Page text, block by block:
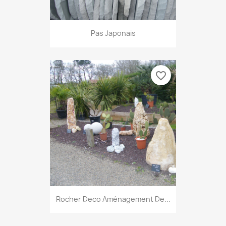
Pas Japonais
Rocher Deco Aménagement De...
favorite_border